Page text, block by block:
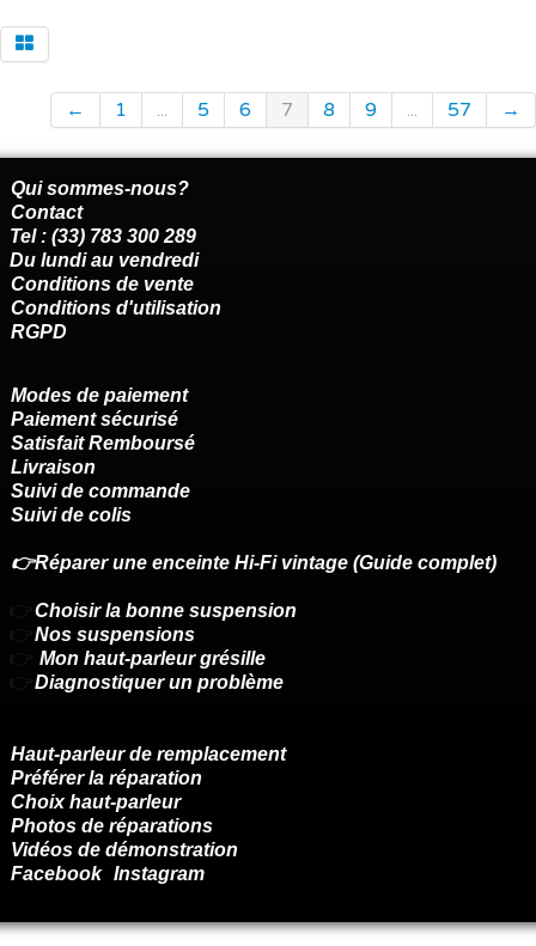
← 1 ... 5 6 7 8 9 ... 57 →
Qui sommes-nous?
Contact
Tel : (33) 783 300 289
Du lundi au vendredi
Conditions de vente
Conditions d'utilisation
RGPD
Modes de paiement
Paiement sécurisé
Satisfait Remboursé
Livraison
Suivi de commande
Suivi de colis
👉Réparer une enceinte Hi-Fi vintage (Guide complet)
👉 Choisir la bonne suspension
👉 Nos suspensions
👉 Mon haut-parleur grésille
👉 Diagnostiquer un problème
Haut-parleur de remplacement
Préférer la réparation
Choix haut-parleur
Photos de réparations
Vidéos de démonstration
Facebook Instagram